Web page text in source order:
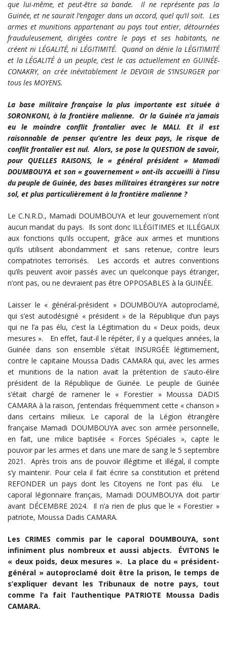
que lui-même, et peut-être sa bande. Il ne représente pas la
Guinée, et ne saurait l’engager dans un accord, quel qu’il soit. Les
armes et munitions appartenant au pays tout entier, détournées
frauduleusement, dirigées contre le pays et ses habitants, ne
créent ni LÉGALITÉ, ni LÉGITIMITÉ. Quand on dénie la LÉGITIMITÉ
et la LÉGALITÉ à un peuple, c’est le cas actuellement en GUINÉE-
CONAKRY, on crée inévitablement le DEVOIR de S’INSURGER par
tous les MOYENS.
La base militaire française la plus importante est située à
SORONKONI, à la frontière malienne. Or la Guinée n’a jamais
eu le moindre conflit frontalier avec le MALI. Et il est
raisonnable de penser qu’entre les deux pays, le risque de
conflit frontalier est nul. Alors, se pose la QUESTION de savoir,
pour QUELLES RAISONS, le « général président » Mamadi
DOUMBOUYA et son « gouvernement » ont-ils accueilli à l’insu
du peuple de Guinée, des bases militaires étrangères sur notre
sol, et plus particulièrement à la frontière malienne ?
Le C.N.R.D., Mamadi DOUMBOUYA et leur gouvernement n’ont
aucun mandat du pays. Ils sont donc ILLÉGITIMES et ILLÉGAUX
aux fonctions qu’ils occupent, grâce aux armes et munitions
qu’ils utilisent abondamment et sans retenue, contre leurs
compatriotes terrorisés. Les accords et autres conventions
qu’ils peuvent avoir passés avec un quelconque pays étranger,
n’ont pas, ou ne devraient pas être OPPOSABLES à la GUINÉE.
Laisser le « général-président » DOUMBOUYA autoproclamé,
qui s’est autodésigné « président » de la République d’un pays
qui ne l’a pas élu, c’est la Légitimation du « Deux poids, deux
mesures ». En effet, faut-il le répéter, il y a quelques années, la
Guinée dans son ensemble s’était INSURGÉE légitimement,
contre le capitaine Moussa Dadis CAMARA qui, avec les armes
et munitions de la nation avait la prétention de s’auto-élire
président de la République de Guinée. Le peuple de Guinée
s’était chargé de ramener le « Forestier » Moussa DADIS
CAMARA à la raison, j’entendais fréquemment cette « chanson »
dans certains milieux. Le caporal de la Légion étrangère
française Mamadi DOUMBOUYA avec son armée personnelle,
en fait, une milice baptisée « Forces Spéciales », capte le
pouvoir par les armes et dans une mare de sang le 5 septembre
2021. Après trois ans de pouvoir illégitime et illégal, il compte
s’y maintenir. Pour cela il fait écrire sa constitution et prétend
REFONDER un pays dont les Citoyens ne l’ont pas élu. Le
caporal légionnaire français, Mamadi DOUMBOUYA doit partir
avant DÉCEMBRE 2024. Il n’a rien de plus que le « Forestier »
patriote, Moussa Dadis CAMARA.
Les CRIMES commis par le caporal DOUMBOUYA, sont
infiniment plus nombreux et aussi abjects. ÉVITONS le
« deux poids, deux mesures ». La place du « président-
général » autoproclamé doit être la prison, le temps de
s’expliquer devant les Tribunaux de notre pays, tout
comme l’a fait l’authentique PATRIOTE Moussa Dadis
CAMARA.